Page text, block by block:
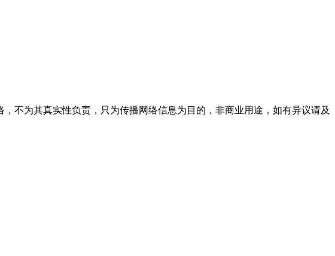
不为其真实性负责，只为传播网络信息为目的，非商业用途，如有异议请及